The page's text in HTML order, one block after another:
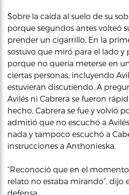
Sobre la caída al suelo de su
porque segundos antes volteó
prender un cigarrillo. En la
sostuvo que miró para el lado y
porque no quería meterse en
ciertas personas, incluyendo
estuvieran discutiendo. A
Avilés ni Cabrera se fueron
hecho, Cabrera se fue y volvió
admitió que no escuchó a
nada y tampoco escuchó a
instrucciones a Anthonieska.
“Reconoció que en el
relato no estaba mirando”, dijo
defensa.